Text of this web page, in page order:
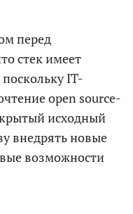
перед
стек имеет
IT-
open source-
исходный
внедрять новые
возможности